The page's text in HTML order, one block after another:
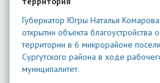
Губернатор Югры Наталья
открытии объекта благоустройства
территории в 6 микрорайоне
Сургутского района в ходе
муниципалитет.